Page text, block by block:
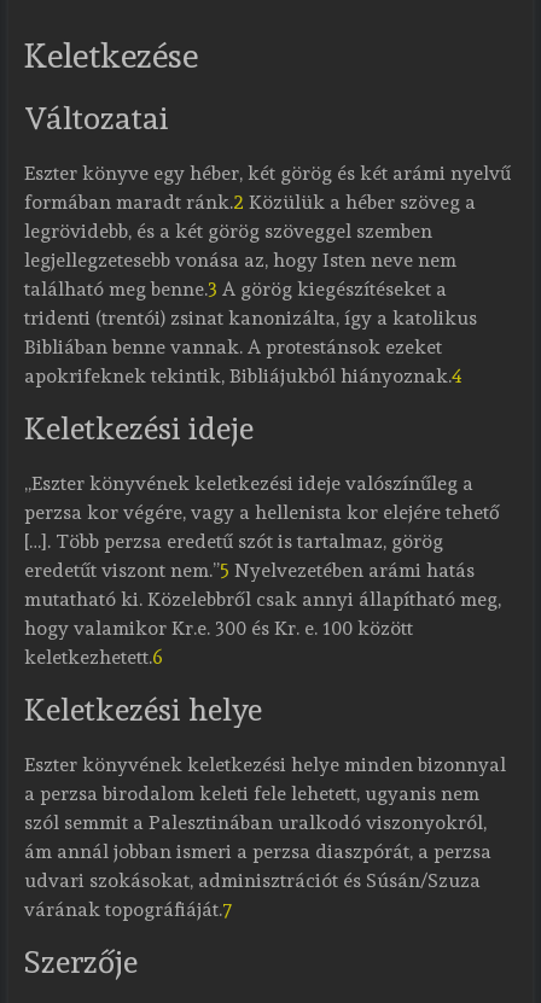
Keletkezése
Változatai
Eszter könyve egy héber, két görög és két arámi nyelvű
formában maradt ránk.2 Közülük a héber szöveg a
legrövidebb, és a két görög szöveggel szemben
legjellegzetesebb vonása az, hogy Isten neve nem
található meg benne.3 A görög kiegészítéseket a
tridenti (trentói) zsinat kanonizálta, így a katolikus
Bibliában benne vannak. A protestánsok ezeket
apokrifeknek tekintik, Bibliájukból hiányoznak.4
Keletkezési ideje
„Eszter könyvének keletkezési ideje valószínűleg a
perzsa kor végére, vagy a hellenista kor elejére tehető
[…]. Több perzsa eredetű szót is tartalmaz, görög
eredetűt viszont nem.”5 Nyelvezetében arámi hatás
mutatható ki. Közelebbről csak annyi állapítható meg,
hogy valamikor Kr.e. 300 és Kr. e. 100 között
keletkezhetett.6
Keletkezési helye
Eszter könyvének keletkezési helye minden bizonnyal
a perzsa birodalom keleti fele lehetett, ugyanis nem
szól semmit a Palesztinában uralkodó viszonyokról,
ám annál jobban ismeri a perzsa diaszpórát, a perzsa
udvari szokásokat, adminisztrációt és Súsán/Szuza
várának topográfiáját.7
Szerzője